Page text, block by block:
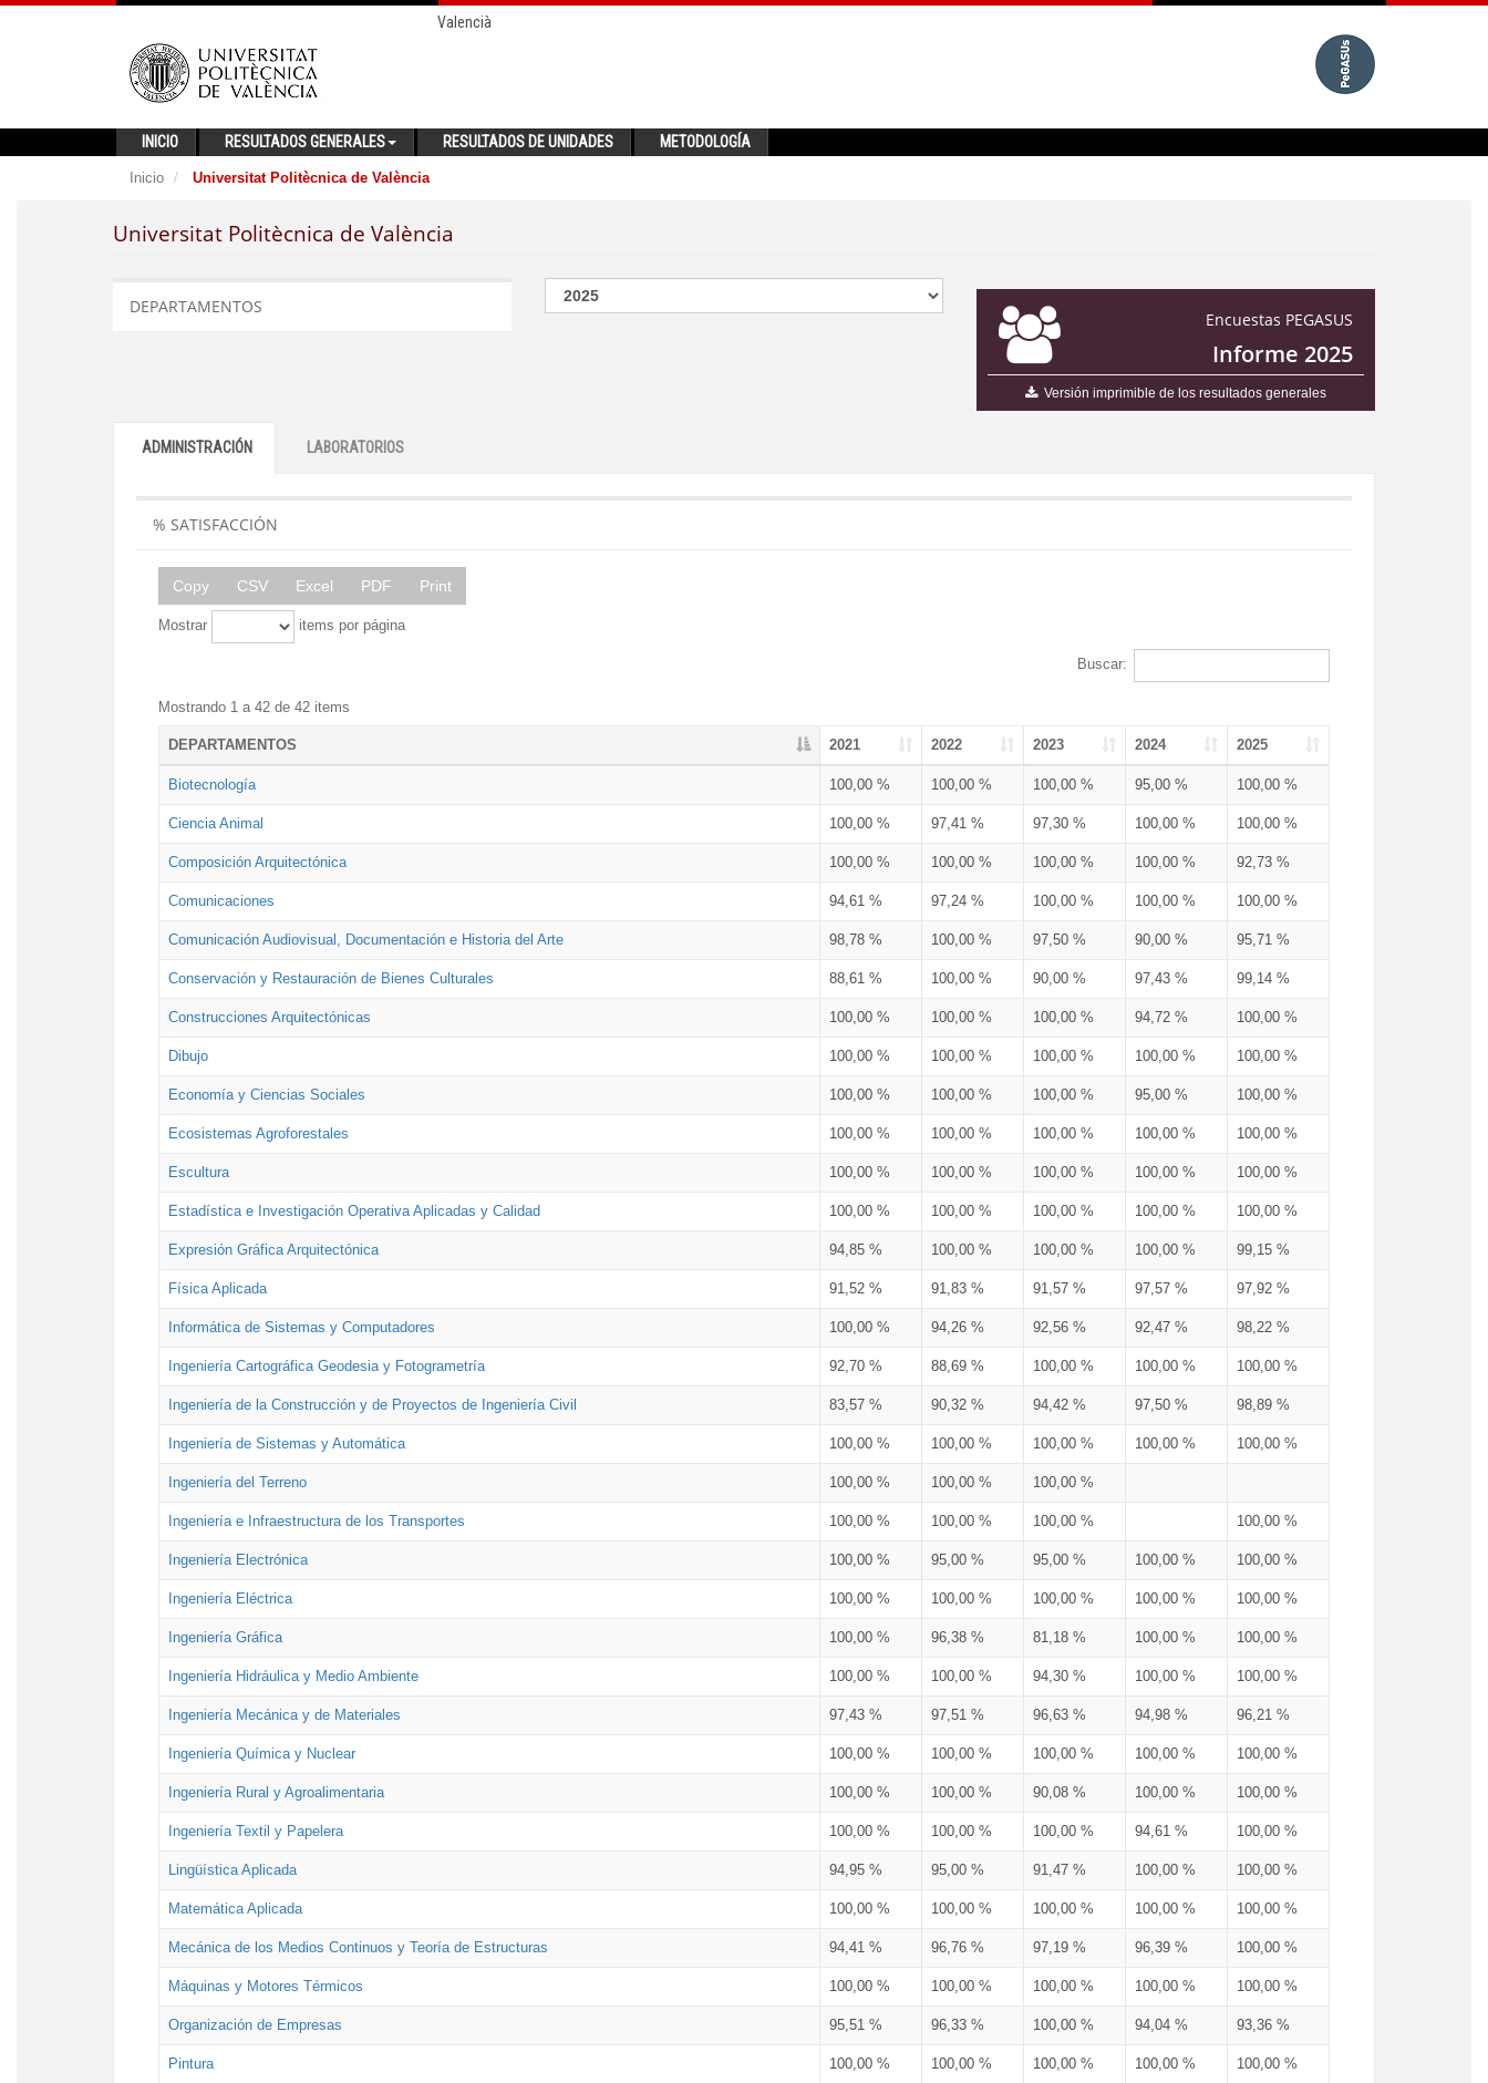
Valencià
INICIO RESULTADOS GENERALES RESULTADOS DE UNIDADES METODOLOGÍA
Inicio Universitat Politècnica de València
Universitat Politècnica de València
Encuestas PEGASUS
Informe 2025
Versión imprimible de los resultados generales
DEPARTAMENTOS
ADMINISTRACIÓN LABORATORIOS
% SATISFACCIÓN
Copy CSV Excel PDF Print
Mostrar items por página
Buscar:
Mostrando 1 a 42 de 42 items
DEPARTAMENTOS 2021 2022 2023 2024 2025
Biotecnología 100,00 % 100,00 % 100,00 % 95,00 % 100,00 %
Ciencia Animal 100,00 % 97,41 % 97,30 % 100,00 % 100,00 %
Composición Arquitectónica 100,00 % 100,00 % 100,00 % 100,00 % 92,73 %
Comunicaciones 94,61 % 97,24 % 100,00 % 100,00 % 100,00 %
Comunicación Audiovisual, Documentación e Historia del Arte 98,78 % 100,00 % 97,50 % 90,00 % 95,71 %
Conservación y Restauración de Bienes Culturales 88,61 % 100,00 % 90,00 % 97,43 % 99,14 %
Construcciones Arquitectónicas 100,00 % 100,00 % 100,00 % 94,72 % 100,00 %
Dibujo 100,00 % 100,00 % 100,00 % 100,00 % 100,00 %
Economía y Ciencias Sociales 100,00 % 100,00 % 100,00 % 95,00 % 100,00 %
Ecosistemas Agroforestales 100,00 % 100,00 % 100,00 % 100,00 % 100,00 %
Escultura 100,00 % 100,00 % 100,00 % 100,00 % 100,00 %
Estadística e Investigación Operativa Aplicadas y Calidad 100,00 % 100,00 % 100,00 % 100,00 % 100,00 %
Expresión Gráfica Arquitectónica 94,85 % 100,00 % 100,00 % 100,00 % 99,15 %
Física Aplicada 91,52 % 91,83 % 91,57 % 97,57 % 97,92 %
Informática de Sistemas y Computadores 100,00 % 94,26 % 92,56 % 92,47 % 98,22 %
Ingeniería Cartográfica Geodesia y Fotogrametría 92,70 % 88,69 % 100,00 % 100,00 % 100,00 %
Ingeniería de la Construcción y de Proyectos de Ingeniería Civil 83,57 % 90,32 % 94,42 % 97,50 % 98,89 %
Ingeniería de Sistemas y Automática 100,00 % 100,00 % 100,00 % 100,00 % 100,00 %
Ingeniería del Terreno 100,00 % 100,00 % 100,00 %
Ingeniería e Infraestructura de los Transportes 100,00 % 100,00 % 100,00 % 100,00 %
Ingeniería Electrónica 100,00 % 95,00 % 95,00 % 100,00 % 100,00 %
Ingeniería Eléctrica 100,00 % 100,00 % 100,00 % 100,00 % 100,00 %
Ingeniería Gráfica 100,00 % 96,38 % 81,18 % 100,00 % 100,00 %
Ingeniería Hidráulica y Medio Ambiente 100,00 % 100,00 % 94,30 % 100,00 % 100,00 %
Ingeniería Mecánica y de Materiales 97,43 % 97,51 % 96,63 % 94,98 % 96,21 %
Ingeniería Química y Nuclear 100,00 % 100,00 % 100,00 % 100,00 % 100,00 %
Ingeniería Rural y Agroalimentaria 100,00 % 100,00 % 90,08 % 100,00 % 100,00 %
Ingeniería Textil y Papelera 100,00 % 100,00 % 100,00 % 94,61 % 100,00 %
Lingüística Aplicada 94,95 % 95,00 % 91,47 % 100,00 % 100,00 %
Matemática Aplicada 100,00 % 100,00 % 100,00 % 100,00 % 100,00 %
Mecánica de los Medios Continuos y Teoría de Estructuras 94,41 % 96,76 % 97,19 % 96,39 % 100,00 %
Máquinas y Motores Térmicos 100,00 % 100,00 % 100,00 % 100,00 % 100,00 %
Organización de Empresas 95,51 % 96,33 % 100,00 % 94,04 % 93,36 %
Pintura 100,00 % 100,00 % 100,00 % 100,00 % 100,00 %